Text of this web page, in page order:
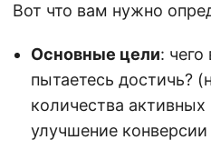
Вот что вам нужно
Основные цели:
пытаетесь достичь?
количества активных
улучшение конверсии